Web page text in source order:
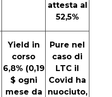
attesta al
52,5%
Yield in
corso
6,8% (0,19
$ ogni
mese da
Pure nel
caso di
LTC il
Covid ha
nuociuto,